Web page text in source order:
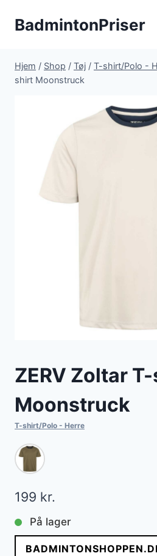
BadmintonPriser
Hjem / Shop / Tøj / T-shirt/Polo -
shirt Moonstruck
ZERV Zoltar
Moonstruck
T-shirt/Polo - Herre
199 kr.
På lager